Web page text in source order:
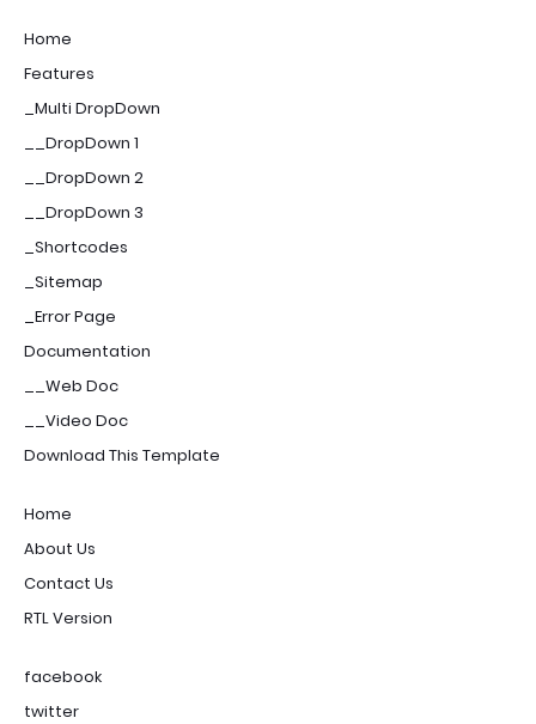
Home
Features
_Multi DropDown
__DropDown 1
__DropDown 2
__DropDown 3
_Shortcodes
_Sitemap
_Error Page
Documentation
__Web Doc
__Video Doc
Download This Template
Home
About Us
Contact Us
RTL Version
facebook
twitter